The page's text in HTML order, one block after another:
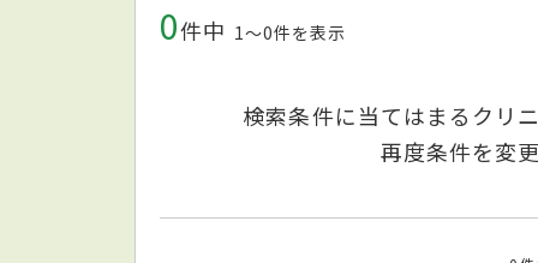
0件中 1〜0件を表示
検索条件に当てはまるクリ
再度条件を変